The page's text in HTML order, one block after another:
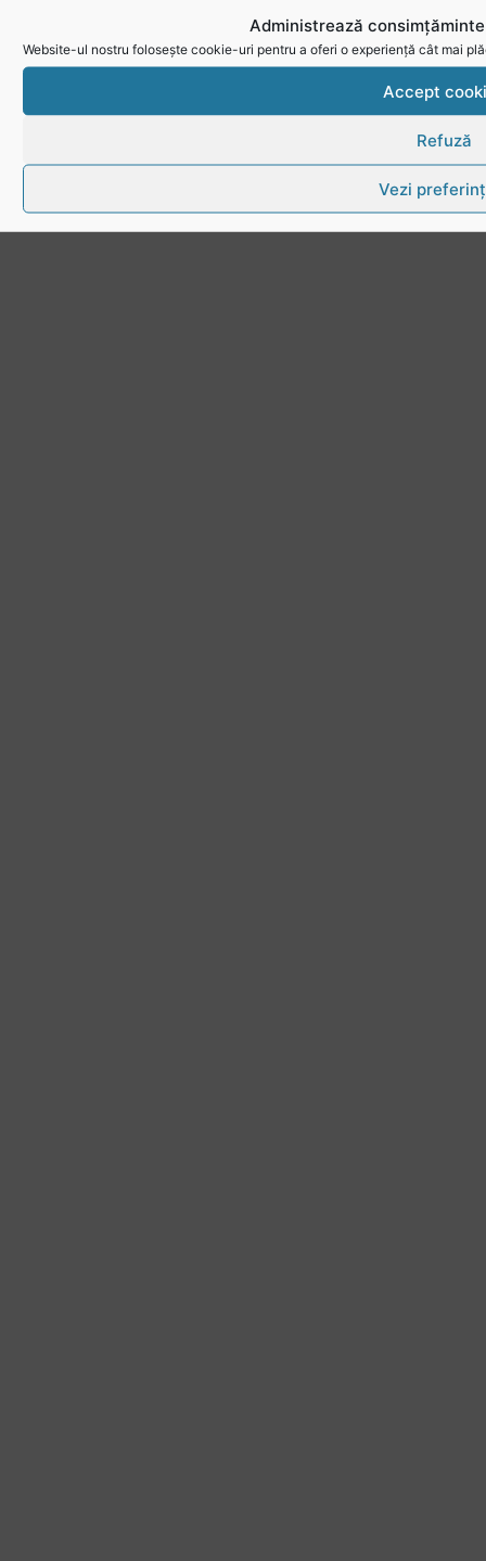
Administrează
Website-ul nostru folosește cookie-uri pentru a oferi o experiență cât mai
Accept
Refuză
Vezi